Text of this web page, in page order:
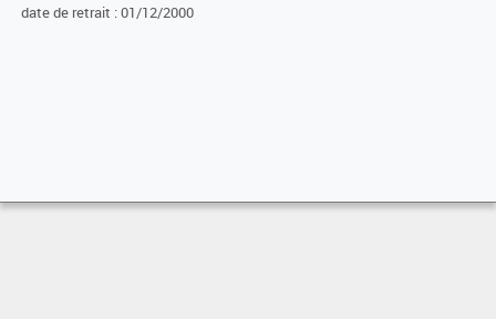
date de retrait : 01/12/2000